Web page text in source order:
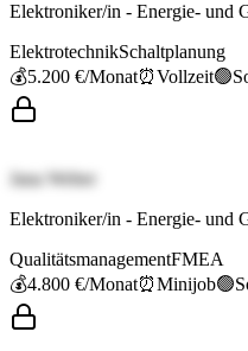
Elektroniker/in - Energie- und
ElektrotechnikSchaltplanung
💰5.200 €/Monat⏰Vollzeit🟢
Jana Weber
Elektroniker/in - Energie- und
QualitätsmanagementFMEA
💰4.800 €/Monat⏰Minijob🟢